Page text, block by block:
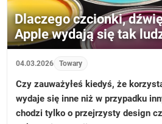
Dlaczego czcionki,
Apple wydają się tak
04.03.2026 Towary
Czy zauważyłeś kiedyś, że
wydaje się inne niż w przypadku
chodzi tylko o przejrzysty design